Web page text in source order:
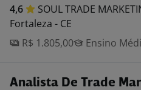
4,6 SOUL TRADE
Fortaleza - CE
R$ 1.805,00
Ensino
Analista De Trade